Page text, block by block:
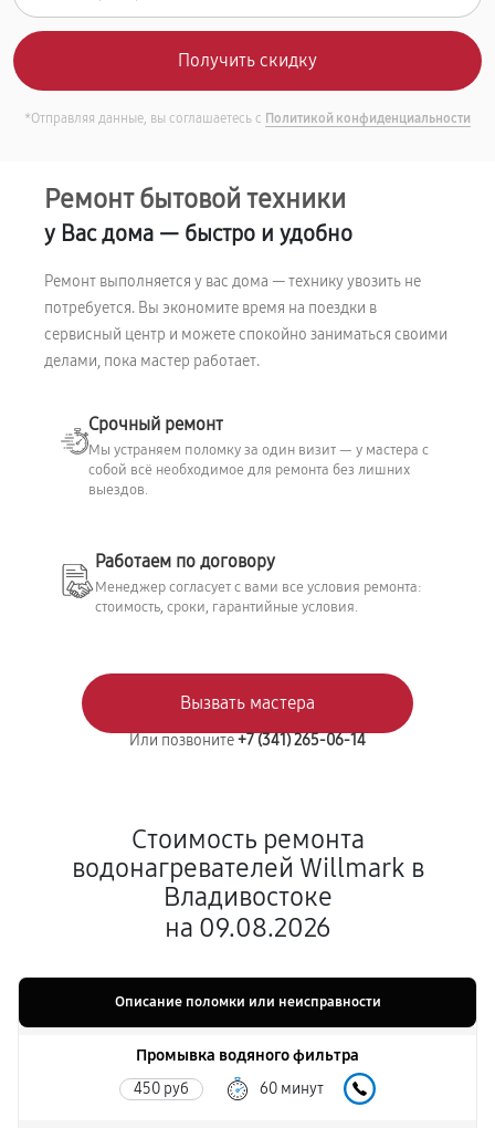
*Отправляя данные, вы соглашаетесь с Политикой конфиденциальности
Ремонт бытовой техники
у Вас дома — быстро и удобно
Ремонт выполняется у вас дома — технику увозить не
потребуется. Вы экономите время на поездки в
сервисный центр и можете спокойно заниматься своими
делами, пока мастер работает.
Вызвать мастера
Или позвоните+7 (341) 265-06-14
Срочный ремонт
Мы устраняем поломку за один визит — у мастера с
собой всё необходимое для ремонта без лишних
выездов.
Работаем по договору
Менеджер согласует с вами все условия ремонта:
стоимость, сроки, гарантийные условия.
Стоимость ремонта
водонагревателей Willmark в
Владивостоке
на 09.08.2026
Описание поломки или неисправности
Промывка водяного фильтра
450 руб 60 минут